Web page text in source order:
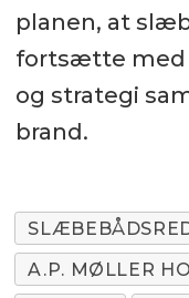
planen, at
fortsætte med
og strategi
brand.
A.P. MØLLER